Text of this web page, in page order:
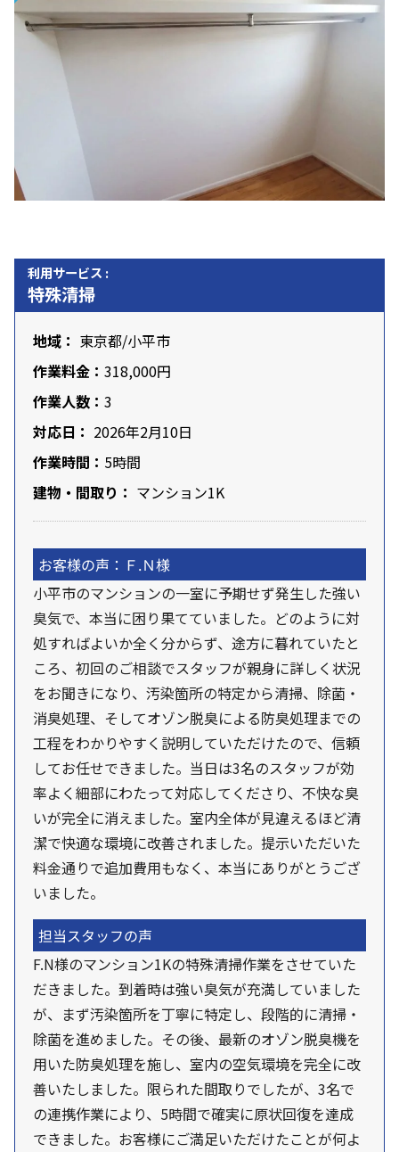
利用サービス :
特殊清掃
地域： 東京都/小平市
作業料金： 318,000円
作業人数： 3
対応日： 2026年2月10日
作業時間： 5時間
建物・間取り： マンション1K
お客様の声：Ｆ.Ｎ様
小平市のマンションの一室に予期せず発生した強い
臭気で、本当に困り果てていました。どのように対
処すればよいか全く分からず、途方に暮れていたと
ころ、初回のご相談でスタッフが親身に詳しく状況
をお聞きになり、汚染箇所の特定から清掃、除菌・
消臭処理、そしてオゾン脱臭による防臭処理までの
工程をわかりやすく説明していただけたので、信頼
してお任せできました。当日は3名のスタッフが効
率よく細部にわたって対応してくださり、不快な臭
いが完全に消えました。室内全体が見違えるほど清
潔で快適な環境に改善されました。提示いただいた
料金通りで追加費用もなく、本当にありがとうござ
いました。
担当スタッフの声
F.N様のマンション1Kの特殊清掃作業をさせていた
だきました。到着時は強い臭気が充満していました
が、まず汚染箇所を丁寧に特定し、段階的に清掃・
除菌を進めました。その後、最新のオゾン脱臭機を
用いた防臭処理を施し、室内の空気環境を完全に改
善いたしました。限られた間取りでしたが、3名で
の連携作業により、5時間で確実に原状回復を達成
できました。お客様にご満足いただけたことが何よ